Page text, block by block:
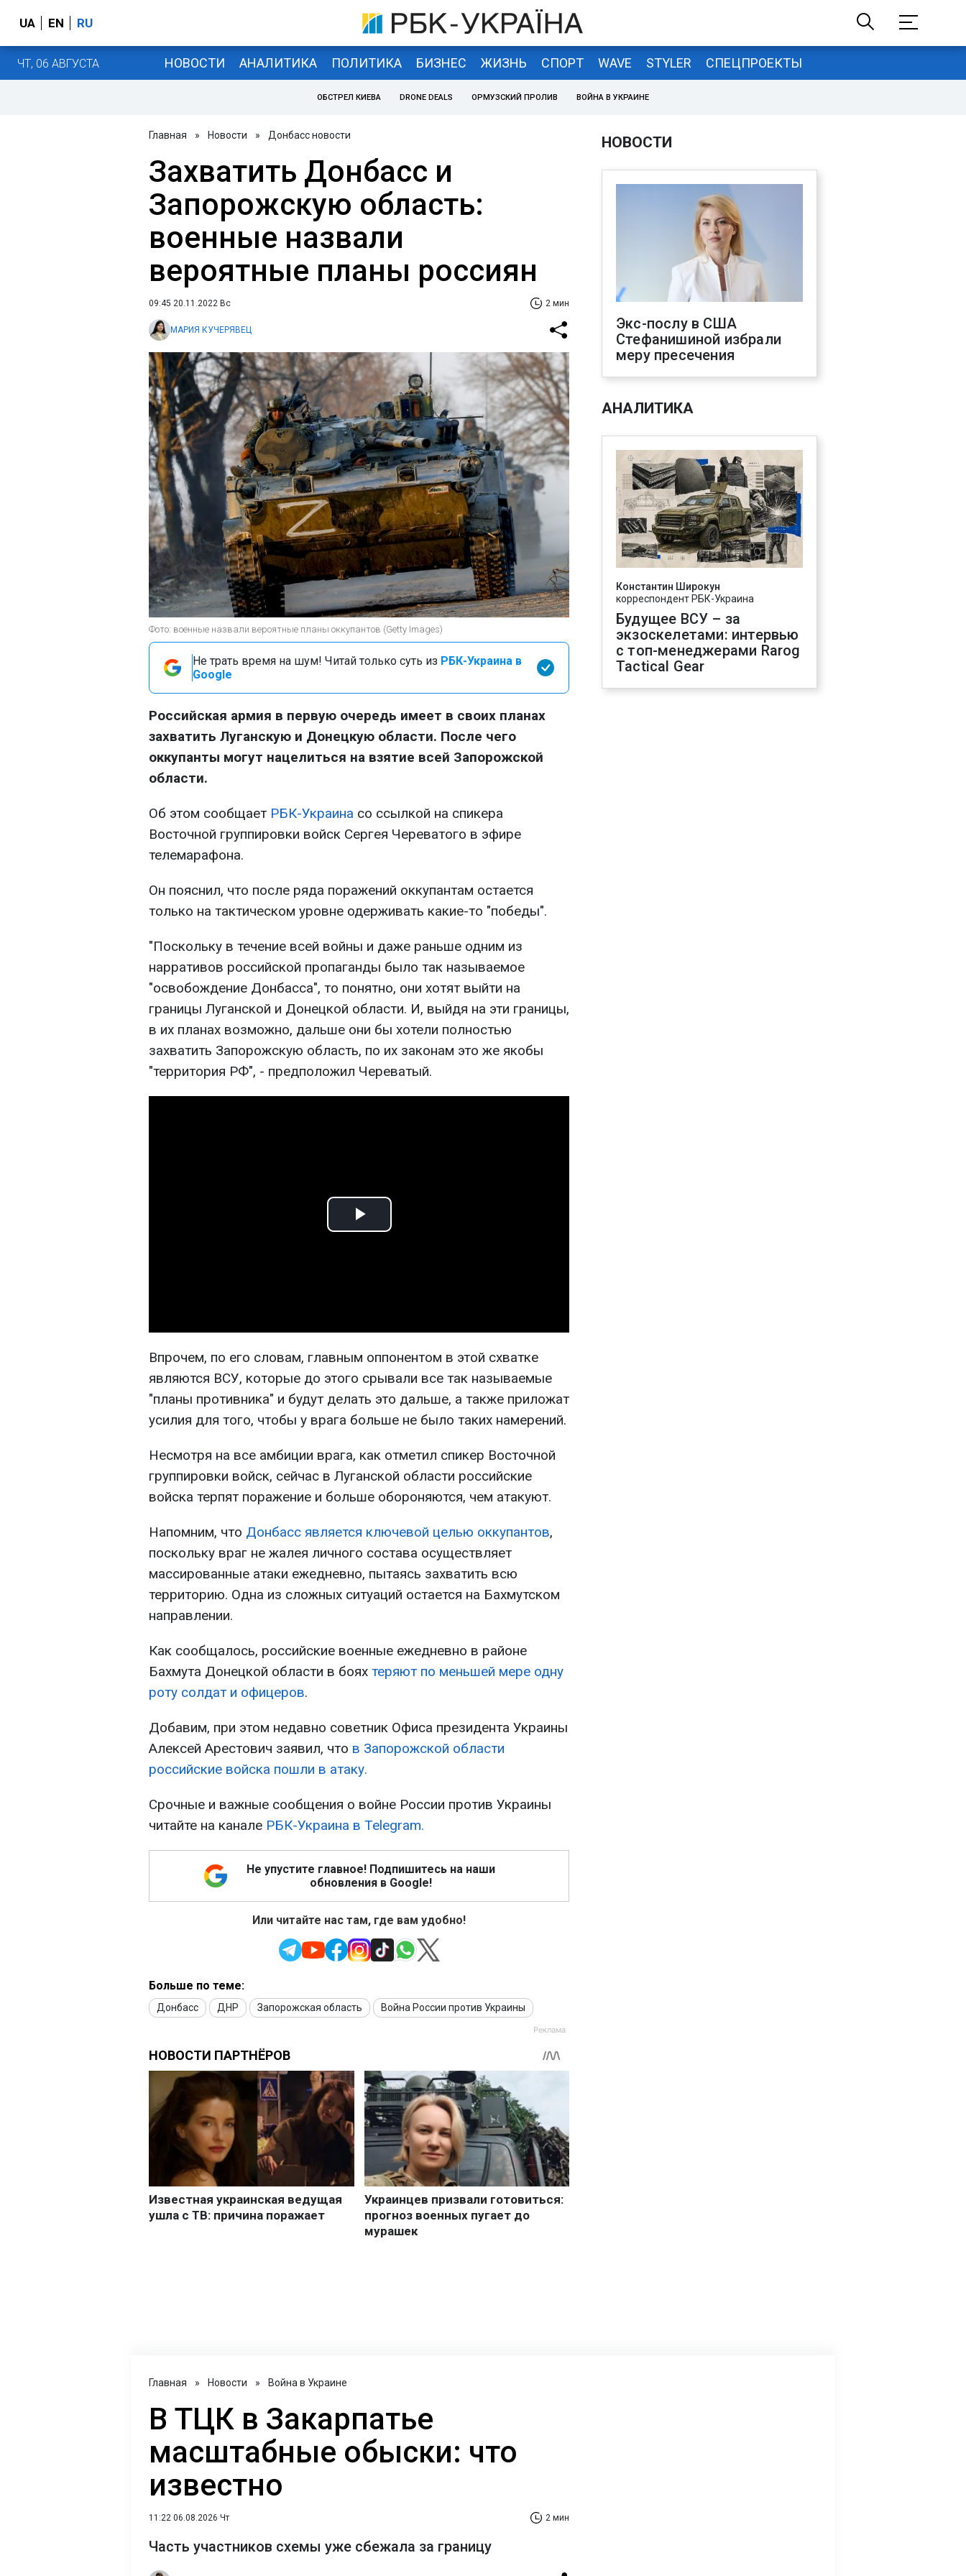
UA EN RU
ЧТ, 06 АВГУСТА НОВОСТИ АНАЛИТИКА ПОЛИТИКА БИЗНЕС ЖИЗНЬ СПОРТ WAVE STYLER СПЕЦПРОЕКТЫ
ОБСТРЕЛ КИЕВА DRONE DEALS ОРМУЗСКИЙ ПРОЛИВ ВОЙНА В УКРАИНЕ
Главная » Новости » Донбасс новости
Захватить Донбасс и
Запорожскую область:
военные назвали
вероятные планы россиян
09:45 20.11.2022 Вс 2 мин
МАРИЯ КУЧЕРЯВЕЦ
Фото: военные назвали вероятные планы оккупантов (Getty Images)
Не трать время на шум! Читай только суть из РБК-Украина в
Google
Российская армия в первую очередь имеет в своих планах
захватить Луганскую и Донецкую области. После чего
оккупанты могут нацелиться на взятие всей Запорожской
области.
Об этом сообщает РБК-Украина со ссылкой на спикера
Восточной группировки войск Сергея Череватого в эфире
телемарафона.
Он пояснил, что после ряда поражений оккупантам остается
только на тактическом уровне одерживать какие-то "победы".
"Поскольку в течение всей войны и даже раньше одним из
нарративов российской пропаганды было так называемое
"освобождение Донбасса", то понятно, они хотят выйти на
границы Луганской и Донецкой области. И, выйдя на эти границы,
в их планах возможно, дальше они бы хотели полностью
захватить Запорожскую область, по их законам это же якобы
"территория РФ", - предположил Череватый.
Play
Впрочем, по его словам, главным оппонентом в этой схватке
являются ВСУ, которые до этого срывали все так называемые
"планы противника" и будут делать это дальше, а также приложат
усилия для того, чтобы у врага больше не было таких намерений.
Несмотря на все амбиции врага, как отметил спикер Восточной
группировки войск, сейчас в Луганской области российские
войска терпят поражение и больше обороняются, чем атакуют.
Напомним, что Донбасс является ключевой целью оккупантов,
поскольку враг не жалея личного состава осуществляет
массированные атаки ежедневно, пытаясь захватить всю
территорию. Одна из сложных ситуаций остается на Бахмутском
направлении.
Как сообщалось, российские военные ежедневно в районе
Бахмута Донецкой области в боях теряют по меньшей мере одну
роту солдат и офицеров.
Добавим, при этом недавно советник Офиса президента Украины
Алексей Арестович заявил, что в Запорожской области
российские войска пошли в атаку.
Срочные и важные сообщения о войне России против Украины
читайте на канале РБК-Украина в Telegram.
Не упустите главное! Подпишитесь на наши
обновления в Google!
Или читайте нас там, где вам удобно!
Больше по теме:
Донбасс ДНР Запорожская область Война России против Украины
НОВОСТИ
Экс-послу в США
Стефанишиной избрали
меру пресечения
АНАЛИТИКА
Константин Широкун
корреспондент РБК-Украина
Будущее ВСУ – за
экзоскелетами: интервью
с топ-менеджерами Rarog
Tactical Gear
Главная » Новости » Война в Украине
В ТЦК в Закарпатье
масштабные обыски: что
известно
11:22 06.08.2026 Чт 2 мин
Часть участников схемы уже сбежала за границу